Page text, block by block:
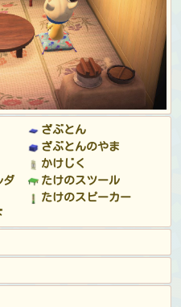
イナーのエプロン (ブルー)
のジャケット (ブルー)
かネクタイ)
(ネイビー)
:
スタッフのふく (ブルー)
ンがらアロハシャツ (ブルー)
(ピンク)
リンスーツ (ブルー)&
ニックなカットソー (ブルー)
ド)
ダ
ざぶとん
ざぶとんのやま
かけじく
たけのスツール
たけのスピーカー